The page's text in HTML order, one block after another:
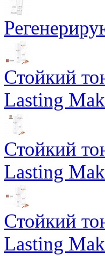
Стойкий
Lasting
Стойкий
Lasting
Стойкий
Lasting